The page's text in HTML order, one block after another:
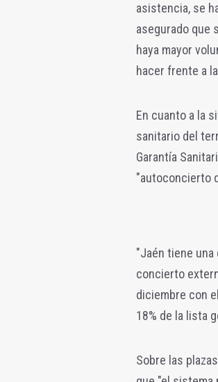
asistencia, se
asegurado que
haya mayor
hacer frente a
En cuanto a la
sanitario del
Garantía
"autoconcierto
"Jaén tiene
concierto
diciembre con
18% de la lista
Sobre las